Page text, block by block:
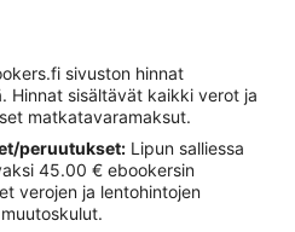
sivuston hinnat
Hinnat sisältävät kaikki verot ja
matkatavaramaksut.
peruutukset: Lipun salliessa
45.00 € ebookersin
verojen ja lentohintojen